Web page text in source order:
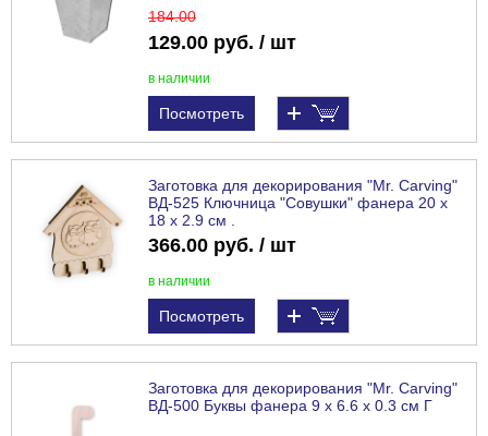
184.00
129.00 руб. / шт
в наличии
Посмотреть
Заготовка для декорирования "Mr. Carving"
ВД-525 Ключница "Совушки" фанера 20 х
18 х 2.9 см .
366.00 руб. / шт
в наличии
Посмотреть
Заготовка для декорирования "Mr. Carving"
ВД-500 Буквы фанера 9 х 6.6 х 0.3 см Г